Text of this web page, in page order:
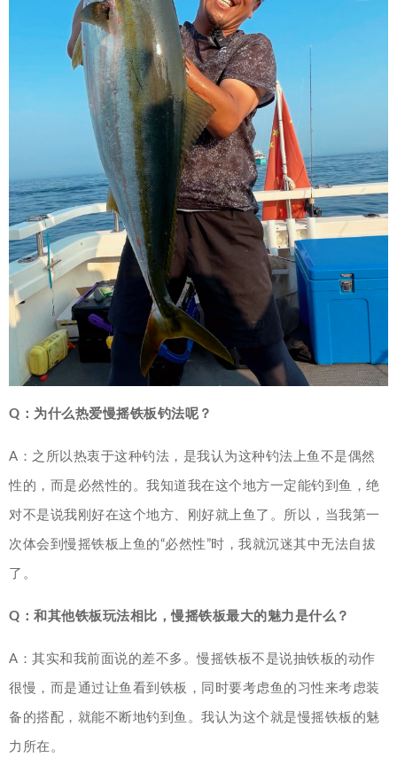
Q：为什么热爱慢摇铁板钓法呢？
A：之所以热衷于这种钓法，是我认为这种钓法上鱼不是偶然
性的，而是必然性的。我知道我在这个地方一定能钓到鱼，绝
对不是说我刚好在这个地方、刚好就上鱼了。所以，当我第一
次体会到慢摇铁板上鱼的“必然性”时，我就沉迷其中无法自拔
了。
Q：和其他铁板玩法相比，慢摇铁板最大的魅力是什么？
A：其实和我前面说的差不多。慢摇铁板不是说抽铁板的动作
很慢，而是通过让鱼看到铁板，同时要考虑鱼的习性来考虑装
备的搭配，就能不断地钓到鱼。我认为这个就是慢摇铁板的魅
力所在。